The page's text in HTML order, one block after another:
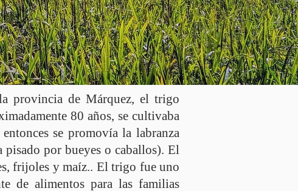
provincia de Márquez, el trigo
80 años, se cultivaba
se promovía la labranza
por bueyes o caballos). El
frijoles y maíz.. El trigo fue uno
de alimentos para las familias